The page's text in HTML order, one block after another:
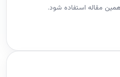
مقاله استفاده شود.